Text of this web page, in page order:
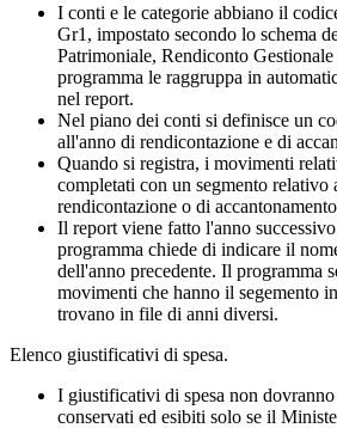
I conti e le categorie abbiano il
Gr1, impostato secondo lo schema
Patrimoniale, Rendiconto
programma le raggruppa in
nel report.
Nel piano dei conti si definisce un
all'anno di rendicontazione e di
Quando si registra, i movimenti
completati con un segmento relativo
rendicontazione o di
Il report viene fatto l'anno
programma chiede di indicare il
dell'anno precedente. Il programma
movimenti che hanno il segemento
trovano in file di anni diversi.
Elenco giustificativi di spesa.
I giustificativi di spesa non dovranno
conservati ed esibiti solo se il